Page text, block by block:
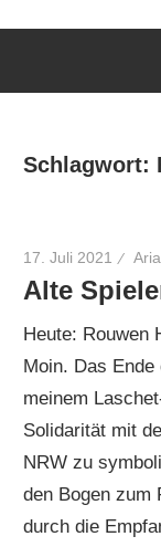
Schlagwort:
17. Juli 2021
Alte
Heute: Rouwen
Moin. Das
meinem
Solidarität mit
NRW zu
den Bogen zum
durch die